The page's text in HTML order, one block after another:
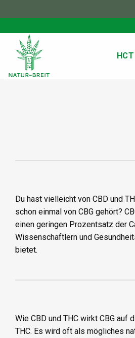
Inhalt
springen
Du hast vielleicht von CBD und
schon einmal von CBG gehört?
einen geringen Prozentsatz der
Wissenschaftlern und
bietet.
Wie CBD und THC wirkt CBG
THC. Es wird oft als mögliches